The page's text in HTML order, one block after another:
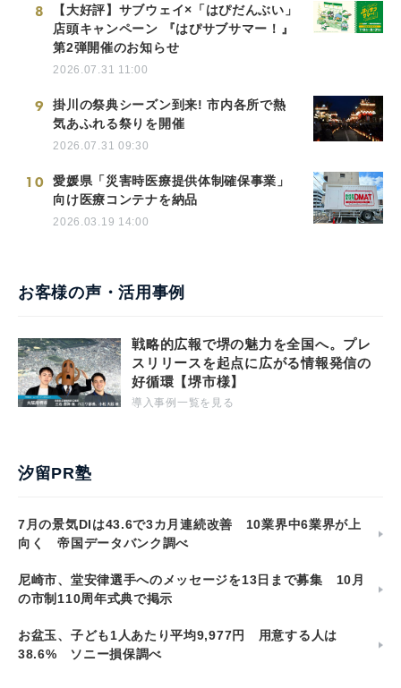
8
【大好評】サブウェイ×「はぴだんぶい」
店頭キャンペーン 『はぴサブサマー！』
第2弾開催のお知らせ
2026.07.31 11:00
9
掛川の祭典シーズン到来! 市内各所で熱
気あふれる祭りを開催
2026.07.31 09:30
10
愛媛県「災害時医療提供体制確保事業」
向け医療コンテナを納品
2026.03.19 14:00
お客様の声・活用事例
戦略的広報で堺の魅力を全国へ。プレ
スリリースを起点に広がる情報発信の
好循環【堺市様】
導入事例一覧を見る
汐留PR塾
7月の景気DIは43.6で3カ月連続改善 10業界中6業界が上
向く 帝国データバンク調べ
尼崎市、堂安律選手へのメッセージを13日まで募集 10月
の市制110周年式典で掲示
お盆玉、子ども1人あたり平均9,977円 用意する人は
38.6% ソニー損保調べ